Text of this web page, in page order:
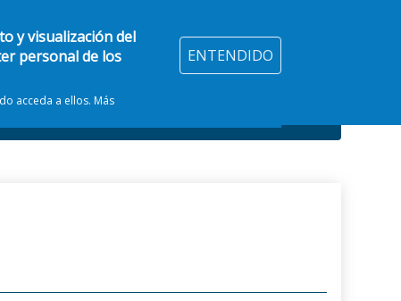
y visualización del
personal de los
acceda a ellos. Más
ENTENDIDO